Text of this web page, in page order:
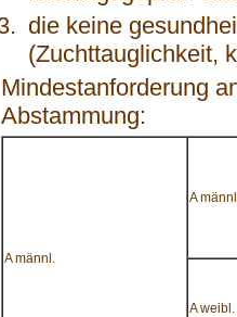
die keine
(Zuchttauglichkeit,
Mindestanforderung
Abstammung:
A männl.
A
A weibl.